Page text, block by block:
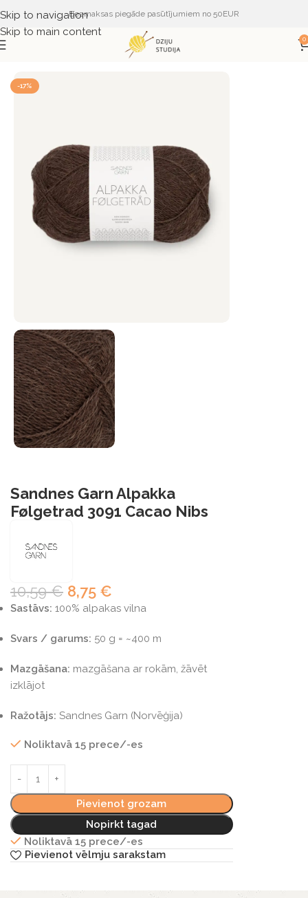
Skip to navigation
Skip to main content
Bezmaksas piegāde pasūtījumiem no 50EUR
0
DZIJA PĒC RAŽOTĀJA
-17%
Sandnes Garn Alpakka
Følgetrad 3091 Cacao Nibs
10,59€ 8,75 €
Sastāvs: 100% alpakas vilna
Svars / garums: 50 g = ~400 m
Mazgāšana: mazgāšana ar rokām, žāvēt
izklājot
Ražotājs: Sandnes Garn (Norvēģija)
Noliktavā 15 prece/-es
Pievienot grozam
Nopirkt tagad
Noliktavā 15 prece/-es
Pievienot vēlmju sarakstam